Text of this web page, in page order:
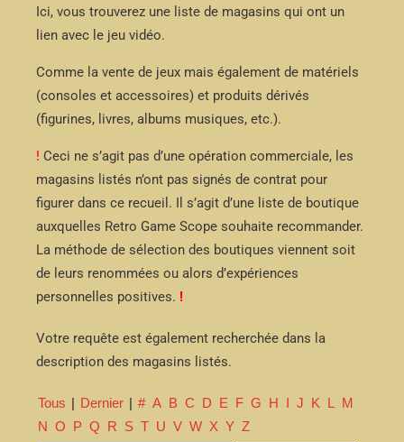
Ici, vous trouverez une liste de magasins qui ont un
lien avec le jeu vidéo.
Comme la vente de jeux mais également de matériels
(consoles et accessoires) et produits dérivés
(figurines, livres, albums musiques, etc.).
! Ceci ne s’agit pas d’une opération commerciale, les
magasins listés n’ont pas signés de contrat pour
figurer dans ce recueil. Il s’agit d’une liste de boutique
auxquelles Retro Game Scope souhaite recommander.
La méthode de sélection des boutiques viennent soit
de leurs renommées ou alors d’expériences
personnelles positives. !
Votre requête est également recherchée dans la
description des magasins listés.
Tous | Dernier | # A B C D E F G H I J K L
M
N O P Q R S T U V W X Y Z